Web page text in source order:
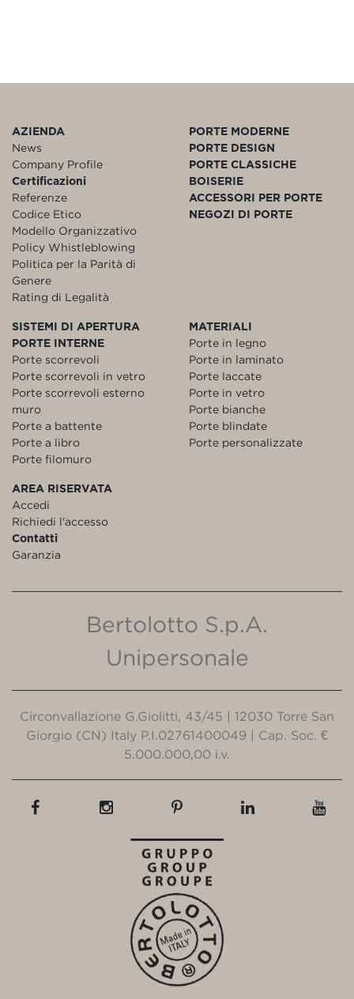
AZIENDA
News
Company Profile
Certificazioni
Referenze
Codice Etico
Modello Organizzativo
Policy Whistleblowing
Politica per la Parità di
Genere
Rating di Legalità
PORTE MODERNE
PORTE DESIGN
PORTE CLASSICHE
BOISERIE
ACCESSORI PER PORTE
NEGOZI DI PORTE
SISTEMI DI APERTURA
PORTE INTERNE
Porte scorrevoli
Porte scorrevoli in vetro
Porte scorrevoli esterno
muro
Porte a battente
Porte a libro
Porte filomuro
MATERIALI
Porte in legno
Porte in laminato
Porte laccate
Porte in vetro
Porte bianche
Porte blindate
Porte personalizzate
AREA RISERVATA
Accedi
Richiedi l'accesso
Contatti
Garanzia
Bertolotto S.p.A.
Unipersonale
Circonvallazione G.Giolitti, 43/45 | 12030 Torre San
Giorgio (CN) Italy P.I.02761400049 | Cap. Soc. €
5.000.000,00 i.v.